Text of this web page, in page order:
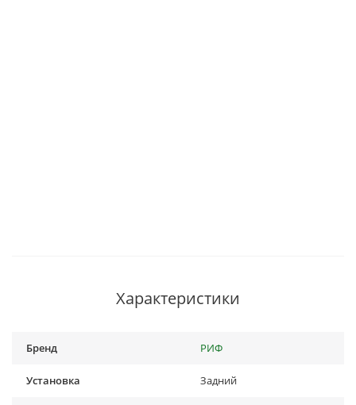
Характеристики
Бренд РИФ
Установка Задний